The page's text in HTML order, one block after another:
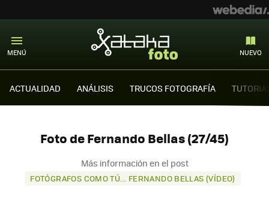
MENÚ NUEVO
ACTUALIDAD ANÁLISIS TRUCOS FOTOGRAFÍA
Foto de Fernando Bellas (27/45)
Más información en el post
FOTÓGRAFOS COMO TÚ... FERNANDO BELLAS (VÍDEO)